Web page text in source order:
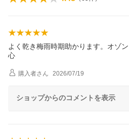
よく乾き梅雨時期助かります。オゾ
心
購入者さん 2026/07/19
ショップからのコメントを表示